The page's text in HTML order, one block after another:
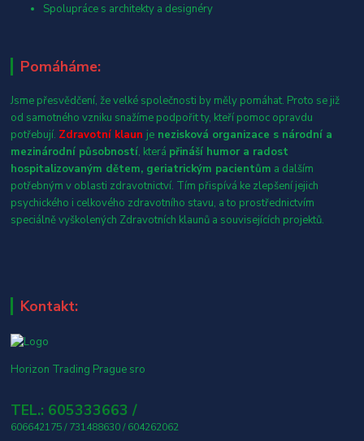
Spolupráce s architekty a designéry
Pomáháme:
Jsme přesvědčení, že velké společnosti by měly pomáhat. Proto se již
od samotného vzniku snažíme podpořit ty, kteří pomoc opravdu
potřebují. Zdravotní klaun je nezisková organizace s národní a
mezinárodní působností, která přináší humor a radost
hospitalizovaným dětem, geriatrickým pacientům a dalším
potřebným v oblasti zdravotnictví. Tím přispívá ke zlepšení jejich
psychického i celkového zdravotního stavu, a to prostřednictvím
speciálně vyškolených Zdravotních klaunů a souvisejících projektů.
Kontakt:
Horizon Trading Prague sro
TEL.: 605333663 /
606642175 / 731488630 / 604262062